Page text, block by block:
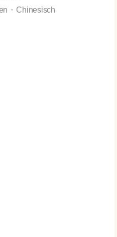
⬝ Chinesisch